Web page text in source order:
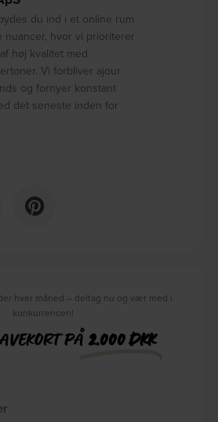
du ind i et online rum
hvor vi prioriterer
høj kvalitet med
Vi forbliver ajour
og fornyer konstant
det seneste inden for
hver måned – deltag nu og vær med i
konkurrencen!
PÅ2.000 DKK